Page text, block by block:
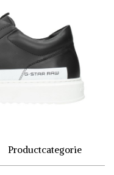
Productcategorie